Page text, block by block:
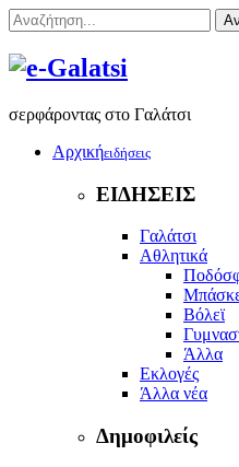
σερφάροντας στο Γαλάτσι
Αρχικήειδήσεις
ΕΙΔΗΣΕΙΣ
Γαλάτσι
Αθλητικά
Βόλεϊ
Άλλα
Εκλογές
Άλλα νέα
Δημοφιλείς